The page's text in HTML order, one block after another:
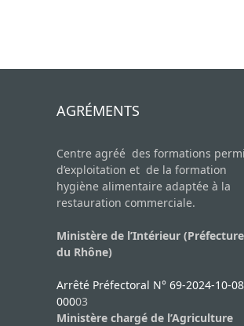
AGRÉMENTS
Centre agréé des formations
d’exploitation et de la formation
hygiène alimentaire adaptée à la
restauration commerciale.
Ministère de l’Intérieur (Préfecture
du Rhône)
Arrêté Préfectoral N° 69-2024-10-
00003
Ministère chargé de l’Agriculture